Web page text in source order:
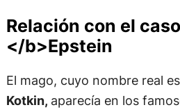
Relación con el
</b>Epstein
El mago, cuyo nombre real es
Kotkin, aparecía en los